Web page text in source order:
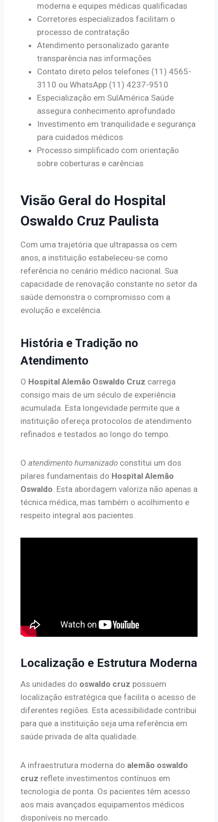
moderna e equipes médicas qualificadas
Corretores especializados facilitam o
processo de contratação
Atendimento personalizado garante
transparência nas informações
Contato direto pelos telefones (11) 4565-
3110 ou WhatsApp (11) 4237-9510
Especialização em SulAmérica Saúde
assegura conhecimento aprofundado
Investimento em tranquilidade e segurança
para cuidados médicos
Processo simplificado com orientação
sobre coberturas e carências
Visão Geral do Hospital
Oswaldo Cruz Paulista
Com uma trajetória que ultrapassa os cem
anos, a instituição estabeleceu-se como
referência no cenário médico nacional. Sua
capacidade de renovação constante no setor da
saúde demonstra o compromisso com a
evolução e excelência.
História e Tradição no
Atendimento
O Hospital Alemão Oswaldo Cruz carrega
consigo mais de um século de experiência
acumulada. Esta longevidade permite que a
instituição ofereça protocolos de atendimento
refinados e testados ao longo do tempo.
O atendimento humanizado constitui um dos
pilares fundamentais do Hospital Alemão
Oswaldo . Esta abordagem valoriza não apenas a
técnica médica, mas também o acolhimento e
respeito integral aos pacientes.
Localização e Estrutura Moderna
As unidades do oswaldo cruz possuem
localização estratégica que facilita o acesso de
diferentes regiões. Esta acessibilidade contribui
para que a instituição seja uma referência em
saúde privada de alta qualidade.
A infraestrutura moderna do alemão oswaldo
cruz reflete investimentos contínuos em
tecnologia de ponta. Os pacientes têm acesso
aos mais avançados equipamentos médicos
disponíveis no mercado.